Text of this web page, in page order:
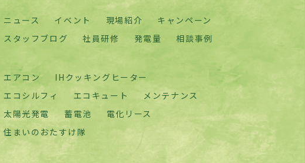
ニュース イベント 現場紹介
キャンペーン
スタッフブログ
社員研修 発電量 相談事例
エアコン
IHクッキングヒーター
エコシルフィ
エコキュート
メンテナンス
太陽光発電
蓄電池
電化リース
住まいのおたすけ隊